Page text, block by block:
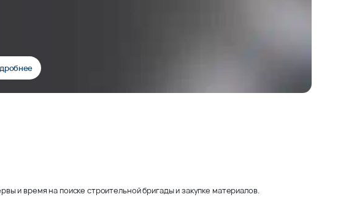
и время на поиске строительной бригады и закупке материалов.